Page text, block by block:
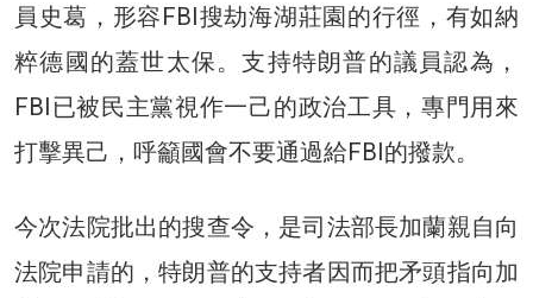
員史葛，形容FBI搜劫海湖莊園的行徑，有如納
粹德國的蓋世太保。支持特朗普的議員認為，
FBI已被民主黨視作一己的政治工具，專門用來
打擊異己，呼籲國會不要通過給FBI的撥款。
今次法院批出的搜查令，是司法部長加蘭親自向
法院申請的，特朗普的支持者因而把矛頭指向加